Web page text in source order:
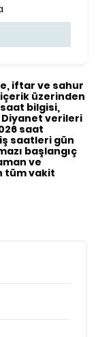
iftar ve sahur
üzerinden
bilgisi,
verileri
saat
saatleri gün
başlangıç
ve
tüm vakit